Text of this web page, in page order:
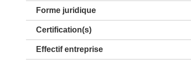
Forme juridique
Certification(s)
Effectif entreprise